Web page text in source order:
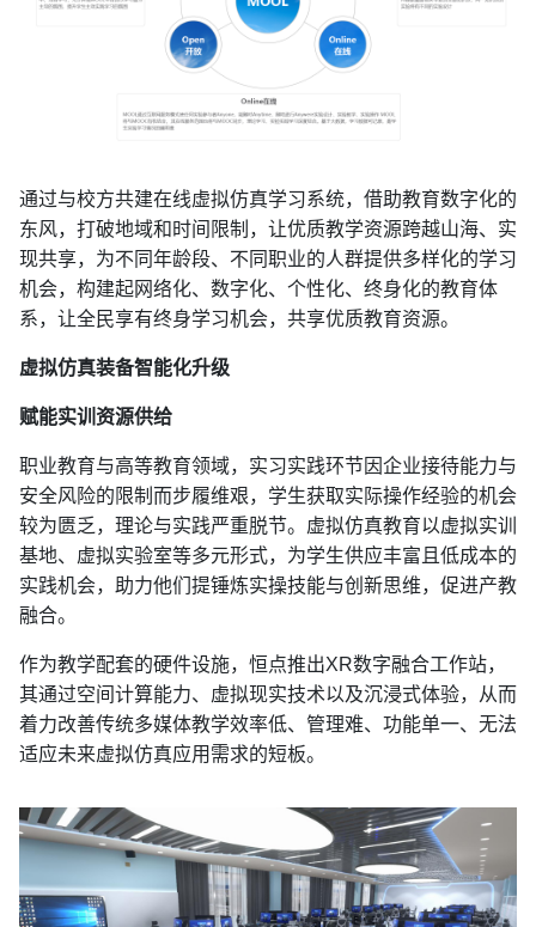
通过与校方共建在线虚拟仿真学习系统，借助教育数字化的
东风，打破地域和时间限制，让优质教学资源跨越山海、实
现共享，为不同年龄段、不同职业的人群提供多样化的学习
机会，构建起网络化、数字化、个性化、终身化的教育体
系，让全民享有终身学习机会，共享优质教育资源。
虚拟仿真装备智能化升级
赋能实训资源供给
职业教育与高等教育领域，实习实践环节因企业接待能力与
安全风险的限制而步履维艰，学生获取实际操作经验的机会
较为匮乏，理论与实践严重脱节。虚拟仿真教育以虚拟实训
基地、虚拟实验室等多元形式，为学生供应丰富且低成本的
实践机会，助力他们提锤炼实操技能与创新思维，促进产教
融合。
作为教学配套的硬件设施，恒点推出XR数字融合工作站，
其通过空间计算能力、虚拟现实技术以及沉浸式体验，从而
着力改善传统多媒体教学效率低、管理难、功能单一、无法
适应未来虚拟仿真应用需求的短板。